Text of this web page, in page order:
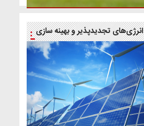
انرژی‌های تجدیدپذیر و بهینه سازی
انرژی